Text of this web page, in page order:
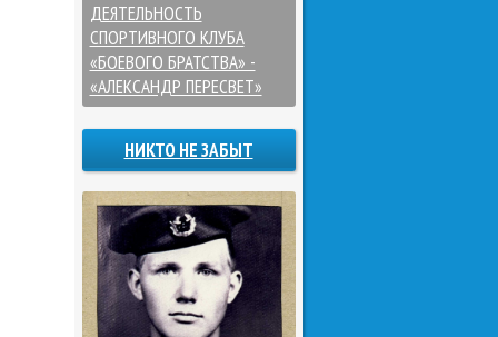
ДЕЯТЕЛЬНОСТЬ
СПОРТИВНОГО КЛУБА
«БОЕВОГО БРАТСТВА» -
«АЛЕКСАНДР ПЕРЕСВЕТ»
НИКТО НЕ ЗАБЫТ